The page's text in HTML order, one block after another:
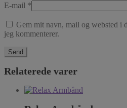
E-mail *
Gem mit navn, mail og websted i
jeg kommenterer.
Relaterede varer